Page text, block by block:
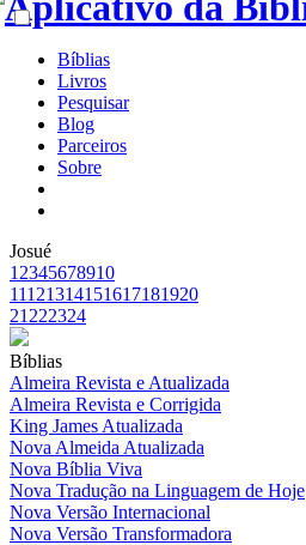
Bíblias
Livros
Pesquisar
Blog
Parceiros
Sobre
Josué
1 2345678910
11121314151617181920
21 222324
Bíblias
Almeira Revista e Atualizada
Almeira Revista e Corrigida
King James Atualizada
Nova Almeida Atualizada
Nova Bíblia Viva
Nova Tradução na Linguagem de Hoje
Nova Versão Internacional
Nova Versão Transformadora